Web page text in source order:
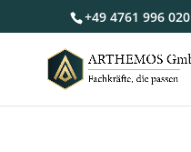
+49 4761 996 020